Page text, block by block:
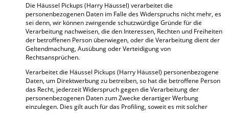
Die Häussel Pickups (Harry Häussel) verarbeitet die
personenbezogenen Daten im Falle des Widerspruchs nicht mehr, es
sei denn, wir können zwingende schutzwürdige Gründe für die
Verarbeitung nachweisen, die den Interessen, Rechten und Freiheiten
der betroffenen Person überwiegen, oder die Verarbeitung dient der
Geltendmachung, Ausübung oder Verteidigung von
Rechtsansprüchen.
Verarbeitet die Häussel Pickups (Harry Häussel) personenbezogene
Daten, um Direktwerbung zu betreiben, so hat die betroffene Person
das Recht, jederzeit Widerspruch gegen die Verarbeitung der
personenbezogenen Daten zum Zwecke derartiger Werbung
einzulegen. Dies gilt auch für das Profiling, soweit es mit solcher